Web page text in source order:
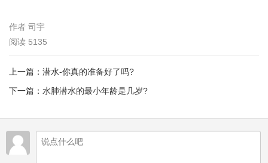
作者 司宇
阅读 5135
上一篇： 潜水-你真的准备好了吗?
下一篇： 水肺潜水的最小年龄是几岁?